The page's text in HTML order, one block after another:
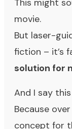
This might
movie.
But laser-
fiction – it’s
solution for
And I say
Because over
concept for